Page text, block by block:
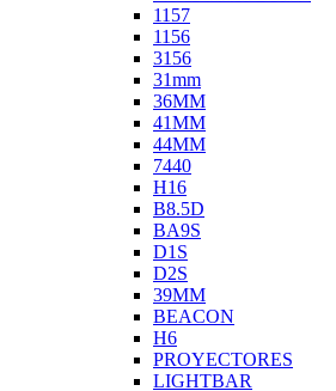
1157
1156
3156
31mm
36MM
41MM
44MM
7440
H16
B8.5D
BA9S
D1S
D2S
39MM
BEACON
H6
PROYECTORES
LIGHTBAR